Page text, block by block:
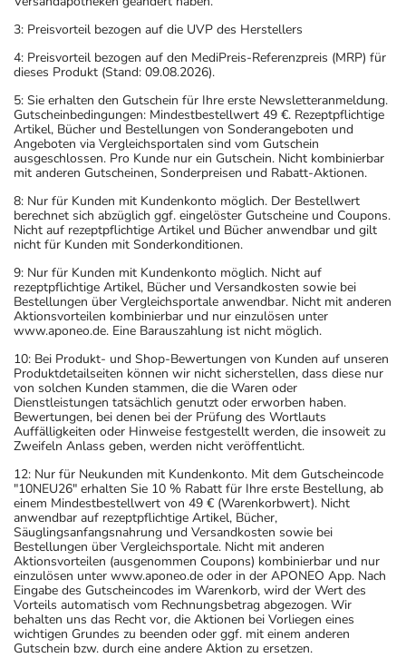
3: Preisvorteil bezogen auf die UVP des Herstellers
4: Preisvorteil bezogen auf den MediPreis-Referenzpreis (MRP) für
dieses Produkt (Stand: 09.08.2026).
5: Sie erhalten den Gutschein für Ihre erste Newsletteranmeldung.
Gutscheinbedingungen: Mindestbestellwert 49 €. Rezeptpflichtige
Artikel, Bücher und Bestellungen von Sonderangeboten und
Angeboten via Vergleichsportalen sind vom Gutschein
ausgeschlossen. Pro Kunde nur ein Gutschein. Nicht kombinierbar
mit anderen Gutscheinen, Sonderpreisen und Rabatt-Aktionen.
8: Nur für Kunden mit Kundenkonto möglich. Der Bestellwert
berechnet sich abzüglich ggf. eingelöster Gutscheine und Coupons.
Nicht auf rezeptpflichtige Artikel und Bücher anwendbar und gilt
nicht für Kunden mit Sonderkonditionen.
9: Nur für Kunden mit Kundenkonto möglich. Nicht auf
rezeptpflichtige Artikel, Bücher und Versandkosten sowie bei
Bestellungen über Vergleichsportale anwendbar. Nicht mit anderen
Aktionsvorteilen kombinierbar und nur einzulösen unter
www.aponeo.de. Eine Barauszahlung ist nicht möglich.
10: Bei Produkt- und Shop-Bewertungen von Kunden auf unseren
Produktdetailseiten können wir nicht sicherstellen, dass diese nur
von solchen Kunden stammen, die die Waren oder
Dienstleistungen tatsächlich genutzt oder erworben haben.
Bewertungen, bei denen bei der Prüfung des Wortlauts
Auffälligkeiten oder Hinweise festgestellt werden, die insoweit zu
Zweifeln Anlass geben, werden nicht veröffentlicht.
12: Nur für Neukunden mit Kundenkonto. Mit dem Gutscheincode
"10NEU26" erhalten Sie 10 % Rabatt für Ihre erste Bestellung, ab
einem Mindestbestellwert von 49 € (Warenkorbwert). Nicht
anwendbar auf rezeptpflichtige Artikel, Bücher,
Säuglingsanfangsnahrung und Versandkosten sowie bei
Bestellungen über Vergleichsportale. Nicht mit anderen
Aktionsvorteilen (ausgenommen Coupons) kombinierbar und nur
einzulösen unter www.aponeo.de oder in der APONEO App. Nach
Eingabe des Gutscheincodes im Warenkorb, wird der Wert des
Vorteils automatisch vom Rechnungsbetrag abgezogen. Wir
behalten uns das Recht vor, die Aktionen bei Vorliegen eines
wichtigen Grundes zu beenden oder ggf. mit einem anderen
Gutschein bzw. durch eine andere Aktion zu ersetzen.